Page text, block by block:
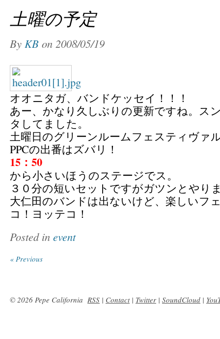
土曜の予定
By KB on 2008/05/19
オオニタガ、バンドケッセイ！！！
あー、かなり久しぶりの更新ですね。ス
タしてました。
土曜日のグリーンルームフェスティヴァ
PPCの出番はズバリ！
15：50
から小さいほうのステージでス。
３０分の短いセットですがガツンとやり
大仁田のバンドは出ないけど、楽しいフ
コ！ヨッテコ！
Posted in event
« Previous
© 2026 Pepe California RSS | Contact| Twitter | SoundCloud |